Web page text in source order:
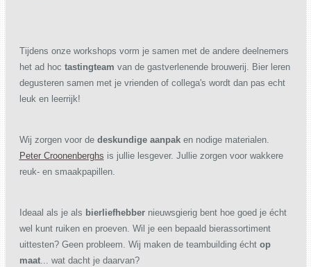
Tijdens onze workshops vorm je samen met de andere deelnemers
het ad hoc tastingteam van de gastverlenende brouwerij. Bier leren
degusteren samen met je vrienden of collega's wordt dan pas echt
leuk en leerrijk!
Wij zorgen voor de deskundige aanpaken nodige materialen.
Peter Croonenberghs is jullie lesgever. Jullie zorgen voor wakkere
reuk- en smaakpapillen.
Ideaal als je als bierliefhebbernieuwsgierig bent hoe goed je écht
wel kunt ruiken en proeven. Wil je een bepaald bierassortiment
uittesten? Geen probleem. Wij maken de teambuilding écht op
maat... wat dacht je daarvan?